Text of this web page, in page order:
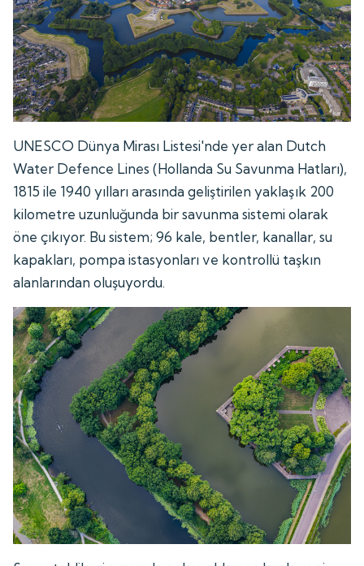
UNESCO Dünya Mirası Listesi'nde yer alan Dutch
Water Defence Lines (Hollanda Su Savunma Hatları),
1815 ile 1940 yılları arasında geliştirilen yaklaşık 200
kilometre uzunluğunda bir savunma sistemi olarak
öne çıkıyor. Bu sistem; 96 kale, bentler, kanallar, su
kapakları, pompa istasyonları ve kontrollü taşkın
alanlarından oluşuyordu.